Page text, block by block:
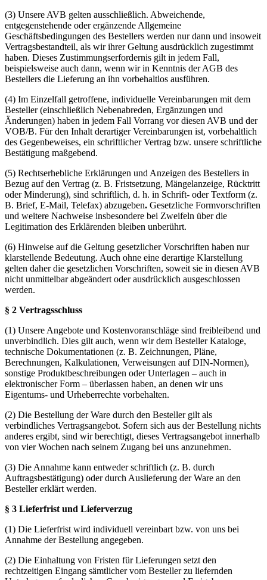
(3) Unsere AVB gelten ausschließlich. Abweichende,
entgegenstehende oder ergänzende Allgemeine
Geschäftsbedingungen des Bestellers werden nur dann und insoweit
Vertragsbestandteil, als wir ihrer Geltung ausdrücklich zugestimmt
haben. Dieses Zustimmungserfordernis gilt in jedem Fall,
beispielsweise auch dann, wenn wir in Kenntnis der AGB des
Bestellers die Lieferung an ihn vorbehaltlos ausführen.
(4) Im Einzelfall getroffene, individuelle Vereinbarungen mit dem
Besteller (einschließlich Nebenabreden, Ergänzungen und
Änderungen) haben in jedem Fall Vorrang vor diesen AVB und der
VOB/B. Für den Inhalt derartiger Vereinbarungen ist, vorbehaltlich
des Gegenbeweises, ein schriftlicher Vertrag bzw. unsere schriftliche
Bestätigung maßgebend.
(5) Rechtserhebliche Erklärungen und Anzeigen des Bestellers in
Bezug auf den Vertrag (z. B. Fristsetzung, Mängelanzeige, Rücktritt
oder Minderung), sind schriftlich, d. h. in Schrift- oder Textform (z.
B. Brief, E-Mail, Telefax) abzugeben. Gesetzliche Formvorschriften
und weitere Nachweise insbesondere bei Zweifeln über die
Legitimation des Erklärenden bleiben unberührt.
(6) Hinweise auf die Geltung gesetzlicher Vorschriften haben nur
klarstellende Bedeutung. Auch ohne eine derartige Klarstellung
gelten daher die gesetzlichen Vorschriften, soweit sie in diesen AVB
nicht unmittelbar abgeändert oder ausdrücklich ausgeschlossen
werden.
§ 2 Vertragsschluss
(1) Unsere Angebote und Kostenvoranschläge sind freibleibend und
unverbindlich. Dies gilt auch, wenn wir dem Besteller Kataloge,
technische Dokumentationen (z. B. Zeichnungen, Pläne,
Berechnungen, Kalkulationen, Verweisungen auf DIN-Normen),
sonstige Produktbeschreibungen oder Unterlagen – auch in
elektronischer Form – überlassen haben, an denen wir uns
Eigentums- und Urheberrechte vorbehalten.
(2) Die Bestellung der Ware durch den Besteller gilt als
verbindliches Vertragsangebot. Sofern sich aus der Bestellung nichts
anderes ergibt, sind wir berechtigt, dieses Vertragsangebot innerhalb
von vier Wochen nach seinem Zugang bei uns anzunehmen.
(3) Die Annahme kann entweder schriftlich (z. B. durch
Auftragsbestätigung) oder durch Auslieferung der Ware an den
Besteller erklärt werden.
§ 3 Lieferfrist und Lieferverzug
(1) Die Lieferfrist wird individuell vereinbart bzw. von uns bei
Annahme der Bestellung angegeben.
(2) Die Einhaltung von Fristen für Lieferungen setzt den
rechtzeitigen Eingang sämtlicher vom Besteller zu liefernden